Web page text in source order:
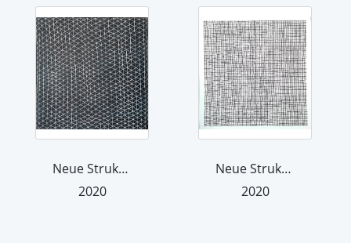
Neue Strukturen 1
2020
Neue Strukturen 10, white
2020